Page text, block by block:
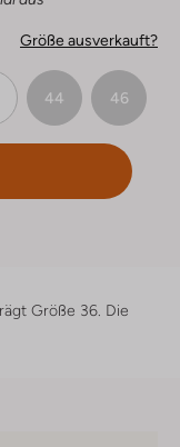
Größe ausverkauft?
44 46
Größe 36. Die